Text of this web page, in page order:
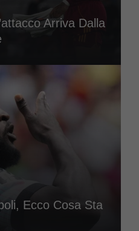
Arriva Dalla
Ecco Cosa Sta